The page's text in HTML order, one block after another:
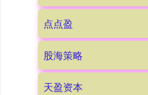
点点盈
股海策略
天盈资本